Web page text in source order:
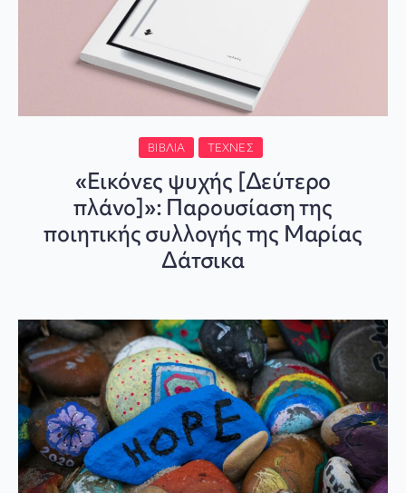
ΒΙΒΛΊΑ ΤΈΧΝΕΣ
«Εικόνες ψυχής [Δεύτερο
πλάνο]»: Παρουσίαση της
ποιητικής συλλογής της Μαρίας
Δάτσικα